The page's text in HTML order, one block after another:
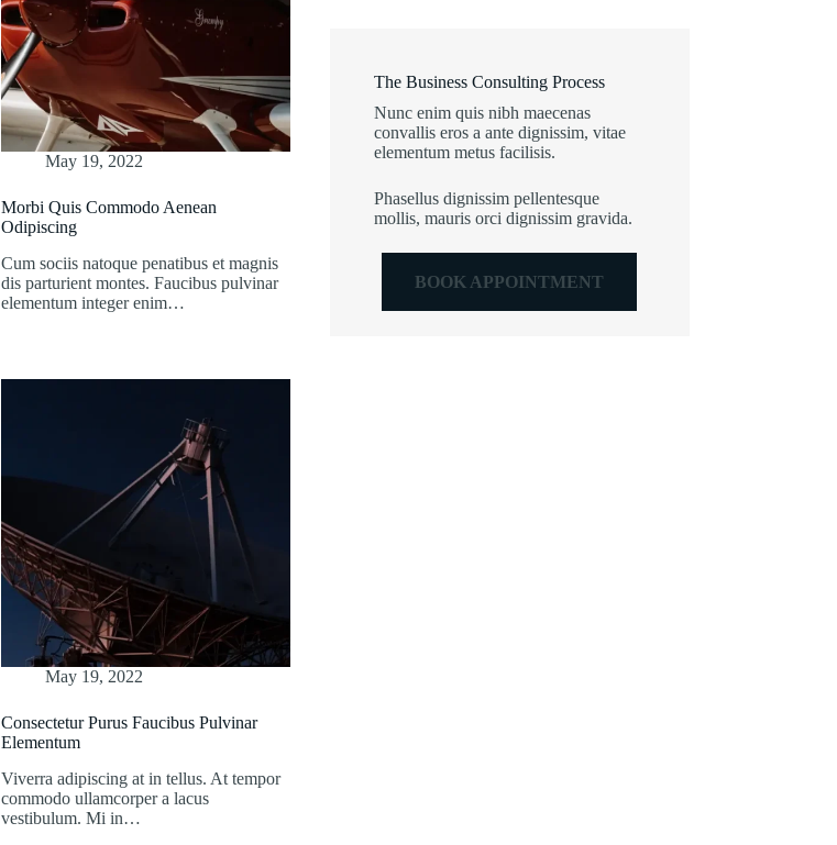
May 19, 2022
Morbi Quis Commodo Aenean
Odipiscing
Cum sociis natoque penatibus et magnis
dis parturient montes. Faucibus pulvinar
elementum integer enim…
May 19, 2022
Consectetur Purus Faucibus Pulvinar
Elementum
Viverra adipiscing at in tellus. At tempor
commodo ullamcorper a lacus
vestibulum. Mi in…
The Business Consulting Process
Nunc enim quis nibh maecenas
convallis eros a ante dignissim, vitae
elementum metus facilisis.
Phasellus dignissim pellentesque
mollis, mauris orci dignissim gravida.
BOOK APPOINTMENT